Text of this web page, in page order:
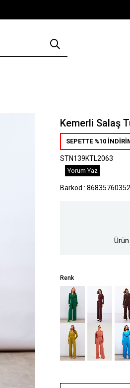
Kemerli Salaş
SEPETTE %10
STN139KTL2063
Yorum Yaz
Barkod :
Ürün
Renk